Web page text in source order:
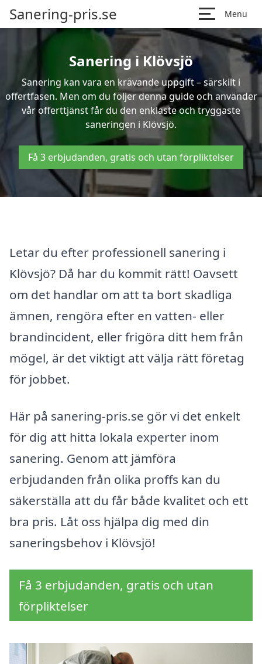
Sanering-pris.se Menu
Sanering i Klövsjö
Sanering kan vara en krävande uppgift – särskilt i
offertfasen. Men om du följer denna guide och använder
vår offerttjänst får du den enklaste och tryggaste
saneringen i Klövsjö.
Få 3 erbjudanden, gratis och utan förpliktelser
Letar du efter professionell sanering i
Klövsjö? Då har du kommit rätt! Oavsett
om det handlar om att ta bort skadliga
ämnen, rengöra efter en vatten- eller
brandincident, eller frigöra ditt hem från
mögel, är det viktigt att välja rätt företag
för jobbet.
Här på sanering-pris.se gör vi det enkelt
för dig att hitta lokala experter inom
sanering. Genom att jämföra
erbjudanden från olika proffs kan du
säkerställa att du får både kvalitet och ett
bra pris. Låt oss hjälpa dig med din
saneringsbehov i Klövsjö!
Få 3 erbjudanden, gratis och utan
förpliktelser